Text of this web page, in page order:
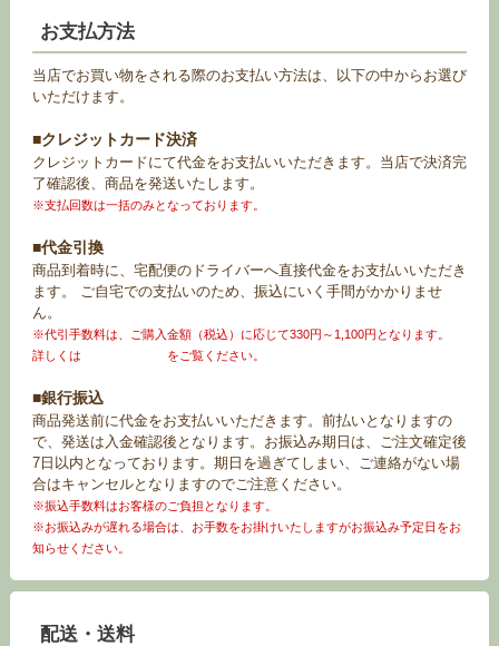
お支払方法
当店でお買い物をされる際のお支払い方法は、以下の中からお選び
いただけます。
■クレジットカード決済
クレジットカードにて代金をお支払いいただきます。当店で決済完
了確認後、商品を発送いたします。
※支払回数は一括のみとなっております。
■代金引換
商品到着時に、宅配便のドライバーへ直接代金をお支払いいただき
ます。 ご自宅での支払いのため、振込にいく手間がかかりませ
ん。
※代引手数料は、ご購入金額（税込）に応じて330円～1,100円となります。
詳しくは
をご覧ください。
■銀行振込
商品発送前に代金をお支払いいただきます。前払いとなりますの
で、発送は入金確認後となります。お振込み期日は、ご注文確定後
7日以内となっております。期日を過ぎてしまい、ご連絡がない場
合はキャンセルとなりますのでご注意ください。
※振込手数料はお客様のご負担となります。
※お振込みが遅れる場合は、お手数をお掛けいたしますがお振込み予定日をお
知らせください。
配送・送料